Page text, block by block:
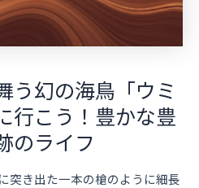
う幻の海鳥「ウミ
行こう！豊かな豊
のライフ
突き出た一本の槍のように細長